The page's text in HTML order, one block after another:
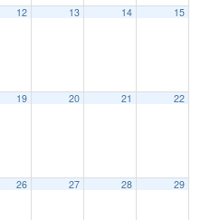
12 13 14 15
19 20 21 22
26 27 28 29